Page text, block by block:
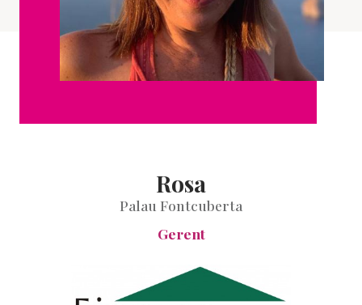
Rosa
Palau Fontcuberta
Gerent